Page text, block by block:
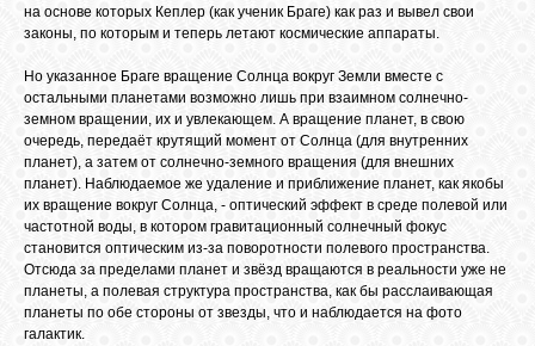
на основе которых Кеплер (как ученик Браге) как раз и вывел свои
законы, по которым и теперь летают космические аппараты.
Но указанное Браге вращение Солнца вокруг Земли вместе с
остальными планетами возможно лишь при взаимном солнечно-
земном вращении, их и увлекающем. А вращение планет, в свою
очередь, передаёт крутящий момент от Солнца (для внутренних
планет), а затем от солнечно-земного вращения (для внешних
планет). Наблюдаемое же удаление и приближение планет, как якобы
их вращение вокруг Солнца, - оптический эффект в среде полевой или
частотной воды, в котором гравитационный солнечный фокус
становится оптическим из-за поворотности полевого пространства.
Отсюда за пределами планет и звёзд вращаются в реальности уже не
планеты, а полевая структура пространства, как бы расслаивающая
планеты по обе стороны от звезды, что и наблюдается на фото
галактик.